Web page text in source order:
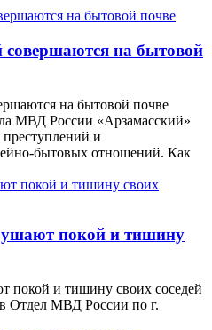
совершаются на бытовой
на бытовой почве
МВД России «Арзамасский»
и
бытовых отношений. Как
покой и тишину
покой и тишину своих соседей
Отдел МВД России по г.